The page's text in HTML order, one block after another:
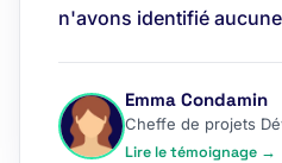
n'avons identifié
Emma Condamin
Lire le témoignage →